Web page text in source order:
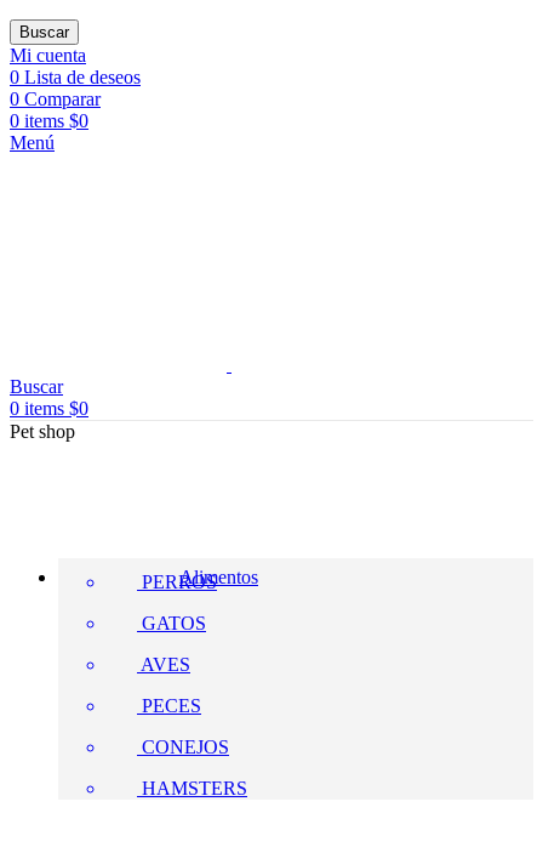
Buscar
Mi cuenta
0 Lista de deseos
0 Comparar
0 items $0
Menú
Buscar
0 items $0
Pet shop
Alimentos
PERROS
GATOS
AVES
PECES
CONEJOS
HAMSTERS